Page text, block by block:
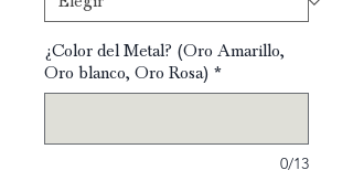
¿Color del Metal? (Oro Amarillo,
Oro blanco, Oro Rosa) *
0/13